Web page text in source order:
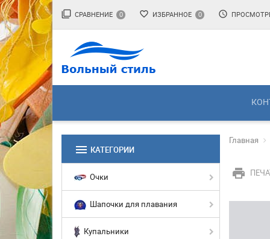
filter_none СРАВНЕНИЕ 0 favorite_border ИЗБРАННОЕ 0 access_time
menu КАТЕГОРИИ
Очки
Шапочки для плавания
Купальники
Главная
print